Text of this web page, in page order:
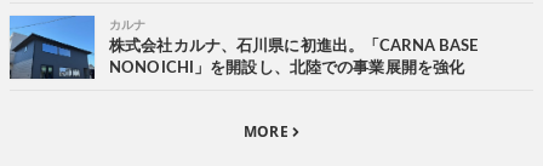
カルナ
株式会社カルナ、石川県に初進出。「CARNA BASE
NONOICHI」を開設し、北陸での事業展開を強化
MORE